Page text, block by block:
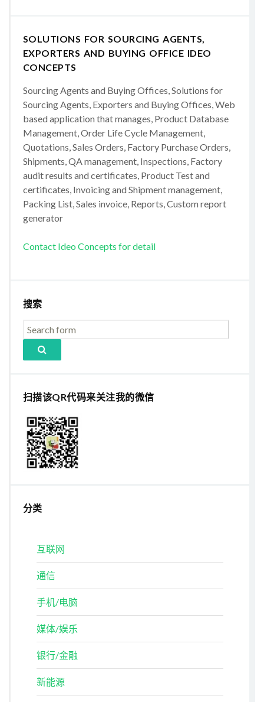
SOLUTIONS FOR SOURCING AGENTS,
EXPORTERS AND BUYING OFFICE IDEO
CONCEPTS
Sourcing Agents and Buying Offices, Solutions for
Sourcing Agents, Exporters and Buying Offices, Web
based application that manages, Product Database
Management, Order Life Cycle Management,
Quotations, Sales Orders, Factory Purchase Orders,
Shipments, QA management, Inspections, Factory
audit results and certificates, Product Test and
certificates, Invoicing and Shipment management,
Packing List, Sales invoice, Reports, Custom report
generator
Contact Ideo Concepts for detail
搜索
扫描该QR代码来关注我的微信
分类
互联网
通信
手机/电脑
媒体/娱乐
银行/金融
新能源